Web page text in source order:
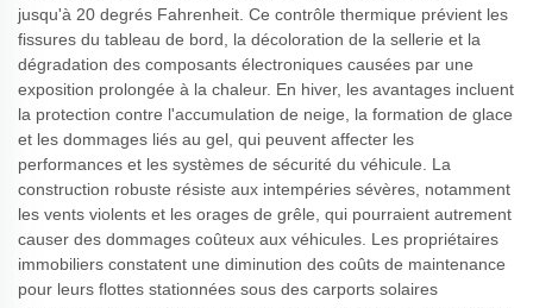
jusqu'à 20 degrés Fahrenheit. Ce contrôle thermique prévient les
fissures du tableau de bord, la décoloration de la sellerie et la
dégradation des composants électroniques causées par une
exposition prolongée à la chaleur. En hiver, les avantages incluent
la protection contre l'accumulation de neige, la formation de glace
et les dommages liés au gel, qui peuvent affecter les
performances et les systèmes de sécurité du véhicule. La
construction robuste résiste aux intempéries sévères, notamment
les vents violents et les orages de grêle, qui pourraient autrement
causer des dommages coûteux aux véhicules. Les propriétaires
immobiliers constatent une diminution des coûts de maintenance
pour leurs flottes stationnées sous des carports solaires